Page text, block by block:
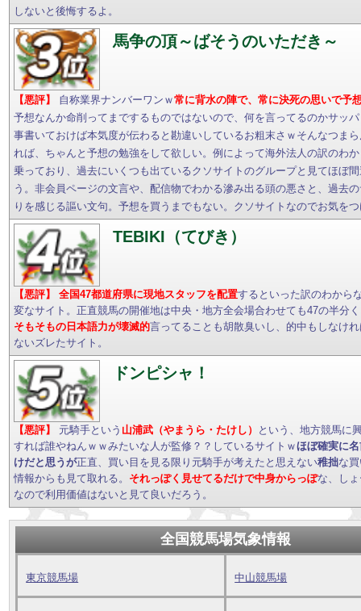
しないと後悔するよ。
馬争の頂～ばそうのいただき～
【悪評】 自称業界ナンバーワンｗ常に背水の陣で、常に決死の思いで予
予想なんか命削ってまでするものではないので、何を言ってるのかサッ
事書いておけば本気度が伝わると勘違いしているお粗末さｗそんなつま
れば、ちゃんと予想の勉強をして欲しい。例によって海外法人の訳のわ
乗っており、過去にいくつも出ているクソサイトのグループと見てほぼ
う。非会員ページの文言や、配信物でわかる滲み出る頭の悪さと、過去
りを感じる謳い文句。予想を買うまでもない。クソサイトなのでお気を
TEBIKI（てびき）
【悪評】 全国47都道府県に現地スタッフを配置するといった訳のわから
変なサイト。正直競馬の開催地は中央・地方全会場合わせても47の半分
そもそもの日本語力が壊滅的言ってることも胡散臭いし、的中もしなけ
ないズレたサイト。
ドンピシャ！
【悪評】 元騎手という 山浦武（やまうら・たけし）
という、地方競馬に
すれば誰やねんｗｗみたいな人が監修？？しているサイトｗほぼ確実に
けだと思うが正直、買い目を見る限り元騎手が考えたと思えない稚拙な
情報からも見て取れる。 それっぽく見せてるだけで中身からっぽな、し
なので利用価値はないと見て良いだろう。
全国競馬場気象情報
東京競馬場 中山競馬場